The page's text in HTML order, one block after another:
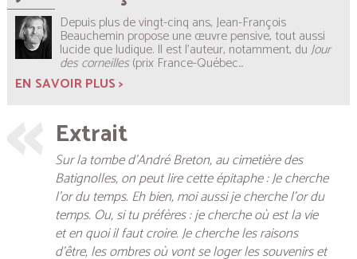
Depuis plus de vingt-cinq ans, Jean-François
Beauchemin propose une œuvre pensive, tout aussi
lucide que ludique. Il est l’auteur, notamment, duJour
descorneilles(prix France-Québec...
EN SAVOIR PLUS >
Extrait
Sur la tombe d’André Breton, au cimetière des
Batignolles, on peut lire cette épitaphe :Je cherche
l’or du temps. Eh bien, moi aussi je cherche l’or du
temps. Ou, si tu préfères : je cherche où est la vie
et en quoi il faut croire. Je cherche les raisons
d’être, les ombres où vont se loger les souvenirs et